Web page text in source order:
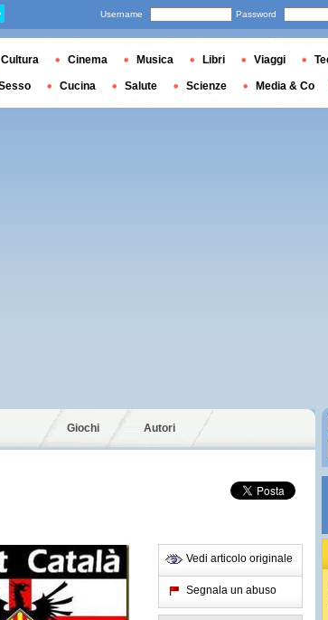
Giochi Autori
Vedi articolo originale
Segnala un abuso
Username Password
Cultura Cinema Musica Libri Viaggi
Cucina Salute Scienze Media & Co